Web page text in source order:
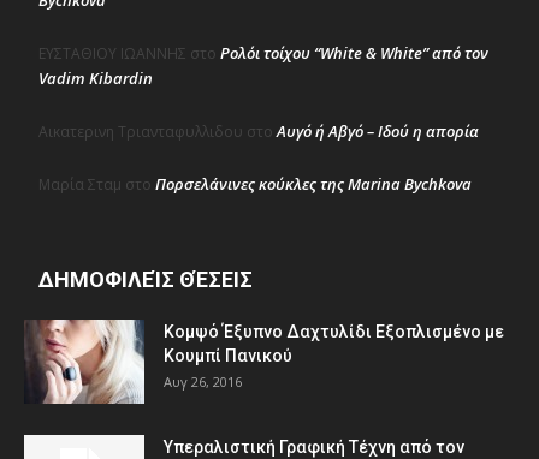
ΕΥΣΤΑΘΙΟΥ ΙΩΑΝΝΗΣ στο Ρολόι τοίχου “White & White” από τον
Vadim Kibardin
Αικατερινη Τριανταφυλλιδου στοΑυγό ή Αβγό – Ιδού η απορία
Μαρία Σταμ στο Πορσελάνινες κούκλες της Marina Bychkova
ΔΗΜΟΦΙΛΕΊΣ ΘΈΣΕΙΣ
Κομψό Έξυπνο Δαχτυλίδι Εξοπλισμένο με
Κουμπί Πανικού
Αυγ 26, 2016
Υπεραλιστική Γραφική Τέχνη από τον